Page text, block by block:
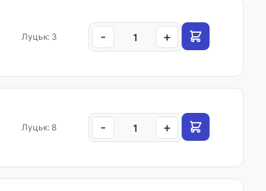
Луцьк: 3 - +
Луцьк: 8 - +